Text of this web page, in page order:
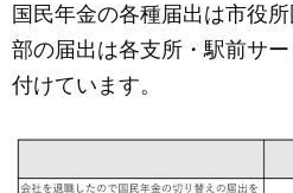
c
e
b
o
o
ail ss
e
g
er
e
国民年金の各種届出は市役
部の届出は各支所・駅前サ
付けています。